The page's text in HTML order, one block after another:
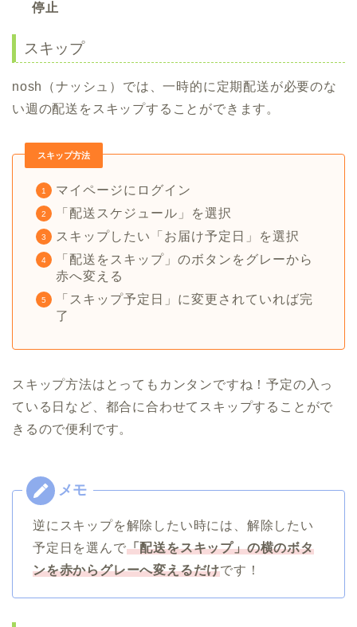
停止
スキップ
nosh（ナッシュ）では、一時的に定期配送が必要のな
い週の配送をスキップすることができます。
スキップ方法
マイページにログイン
「配送スケジュール」を選択
スキップしたい「お届け予定日」を選択
「配送をスキップ」のボタンをグレーから
赤へ変える
「スキップ予定日」に変更されていれば完
了
スキップ方法はとってもカンタンですね！予定の入っ
ている日など、都合に合わせてスキップすることがで
きるので便利です。
逆にスキップを解除したい時には、解除したい
予定日を選んで「配送をスキップ」の横のボタ
ンを赤からグレーへ変えるだけです！